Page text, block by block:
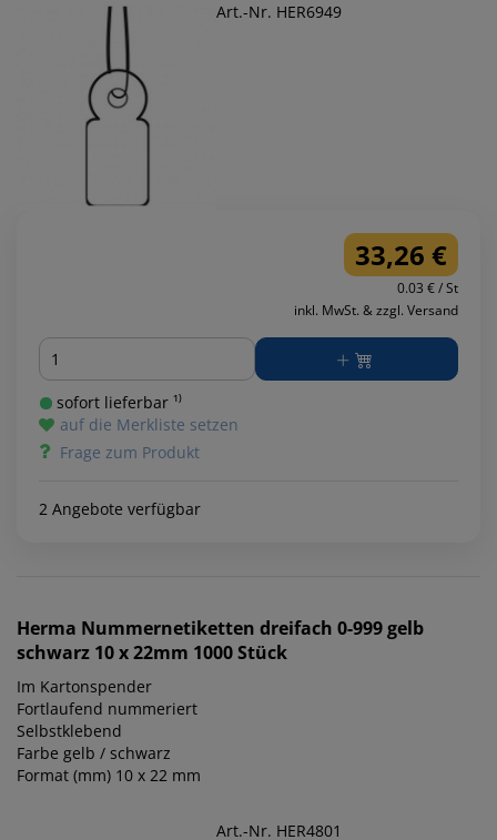
Art.-Nr. HER6949
33,26 €
0.03 € / St
inkl. MwSt. & zzgl. Versand
Menge
sofort lieferbar ¹⁾
auf die Merkliste setzen
Frage zum Produkt
2 Angebote verfügbar
Herma Nummernetiketten dreifach 0-999 gelb
schwarz 10 x 22mm 1000 Stück
Im Kartonspender
Fortlaufend nummeriert
Selbstklebend
Farbe gelb / schwarz
Format (mm) 10 x 22 mm
Art.-Nr. HER4801